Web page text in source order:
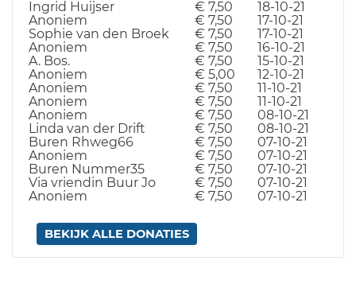
Ingrid Huijser € 7,50
18-10-21
Anoniem
€ 7,50
17-10-21
Sophie van den Broek
€ 7,50
17-10-21
Anoniem
€ 7,50
16-10-21
A. Bos.
€ 7,50
15-10-21
Anoniem
€ 5,00
12-10-21
Anoniem
€ 7,50
11-10-21
Anoniem
€ 7,50
11-10-21
Anoniem
€ 7,50
08-10-21
Linda van der Drift
€ 7,50
08-10-21
Buren Rhweg66
€ 7,50
07-10-21
Anoniem
€ 7,50
07-10-21
Buren Nummer35
€ 7,50
07-10-21
Via vriendin Buur Jo
€ 7,50
07-10-21
Anoniem
€ 7,50 07-10-21
BEKIJK ALLE DONATIES